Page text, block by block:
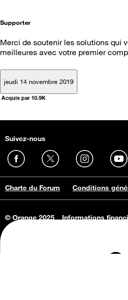
Supporter
Merci de soutenir les solutions qui
meilleures avec votre premier
jeudi 14 novembre 2019
Acquis par 10.9K
Suivez-nous
Charte du Forum Conditions
© Orange 2025
Informations